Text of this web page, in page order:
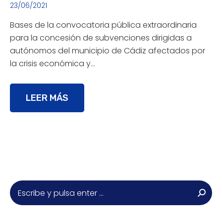
23/06/2021
Bases de la convocatoria pública extraordinaria
para la concesión de subvenciones dirigidas a
autónomos del municipio de Cádiz afectados por
la crisis económica y…
LEER MÁS
Buscar: